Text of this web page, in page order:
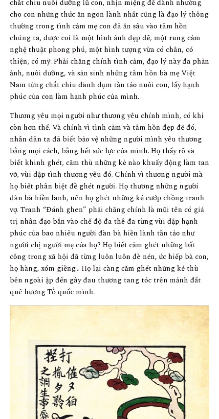
chắt chiu nuôi dưỡng lũ con, nhịn miệng để dành nhường
cho con những thức ăn ngon lành nhất cũng là đạo lý thông
thường trong tình cảm mẹ con đã ăn sâu vào tâm hồn
chúng ta, được coi là một hình ảnh đẹp đẽ, một rung cảm
nghệ thuật phong phú, một hình tượng vừa có chân, có
thiện, có mỹ. Phải chăng chính tình cảm, đạo lý này đã phản
ảnh, nuôi dưỡng, và sản sinh những tâm hồn bà mẹ Việt
Nam từng chắt chiu dành dụm tần tảo nuôi con, lấy hạnh
phúc của con làm hạnh phúc của mình.
Thương yêu mọi người như thương yêu chính mình, có khi
còn hơn thế. Và chính vì tình cảm và tâm hồn đẹp đẽ đó,
nhân dân ta đã biết bảo vệ những người mình yêu thương
bằng mọi cách, bằng hết sức lực của mình. Họ thấy rõ và
biết khinh ghét, căm thù những kẻ nào khuấy động làm tan
vỡ, vùi dập tình thương yêu đó. Chính vì thương người mà
họ biết phân biệt đề ghét người. Họ thương những người
đàn bà hiền lành, nên họ ghét những kẻ cướp chồng tranh
vợ. Tranh “Đánh ghen” phải chăng chính là mũi tên có giá
trị nhân đạo bắn vào chế độ đa thê đã từng vùi dập hạnh
phúc của bao nhiêu người đàn bà hiền lành tần tảo như
người chị người mẹ của họ? Họ biết căm ghét những bất
công trong xã hội đã từng luôn luôn đè nén, ức hiếp bà con,
họ hàng, xóm giềng… Họ lại càng căm ghét những kẻ thù
bên ngoài ập đến gây đau thương tang tóc trên mảnh đất
quê hương Tổ quốc mình.